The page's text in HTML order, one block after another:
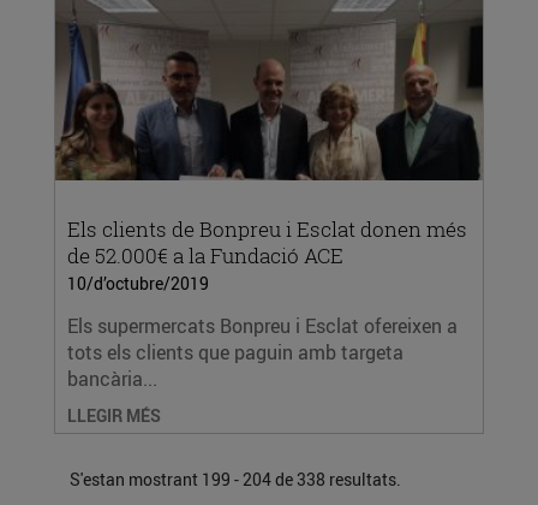
Els clients de Bonpreu i Esclat donen més
de 52.000€ a la Fundació ACE
10/d’octubre/2019
Els supermercats Bonpreu i Esclat ofereixen a
tots els clients que paguin amb targeta
bancària...
LLEGIR MÉS
S'estan mostrant 199 - 204 de 338 resultats.